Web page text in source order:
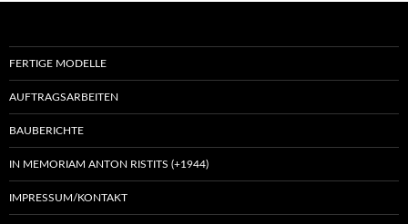
FERTIGE MODELLE
AUFTRAGSARBEITEN
BAUBERICHTE
IN MEMORIAM ANTON RISTITS (+1944)
IMPRESSUM/KONTAKT